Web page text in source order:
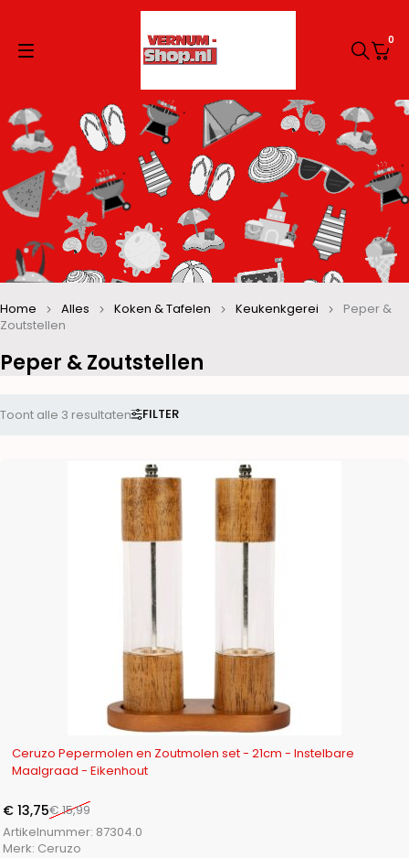
0
Peper & Zoutstellen
Home Alles Koken & Tafelen Keukenkgerei
Peper &
Zoutstellen
FILTER
Toont alle 3 resultaten
Ceruzo Pepermolen en Zoutmolen set - 21cm - Instelbare
Maalgraad - Eikenhout
€15,99
€ 13,75
Artikelnummer: 87304.0
Merk: Ceruzo